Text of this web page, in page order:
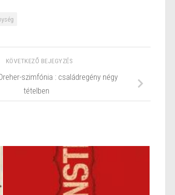
KÖVETKEZŐ BEJEGYZÉS
szimfónia : családregény négy
tételben